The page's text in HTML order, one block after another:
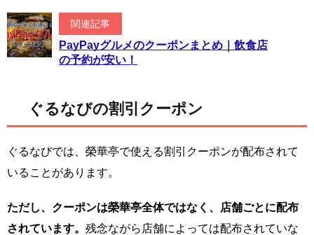
関連記事
PayPayグルメのクーポンまとめ｜飲食店
の予約が安い！
ぐるなびの割引クーポン
ぐるなびでは、榮華亭で使える割引クーポンが配布されて
いることがあります。
ただし、クーポンは榮華亭全体ではなく、店舗ごとに配布
されています。 残念ながら店舗によっては配布されていな